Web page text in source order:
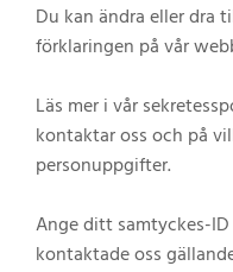
Du kan ändra eller dra
förklaringen på vår
Läs mer i vår
kontaktar oss och på
personuppgifter.
Ange ditt samtyckes-
kontaktade oss